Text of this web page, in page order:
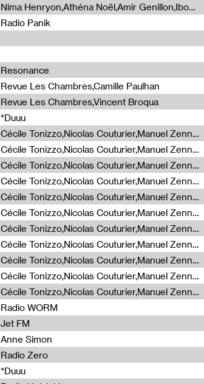
Nima Henryon,Athéna Noël,Amir Genillon,Ibourayane Ahmadi,Manelle Cherrih,Honorine Gibello,John Weeber,Manon Joseph
Radio Panik
Resonance
Revue Les Chambres,Camille Paulhan
Revue Les Chambres,Vincent Broqua
*Duuu
Cécile Tonizzo,Nicolas Couturier,Manuel Zenner,Aquila Lescene,Curtis Coco,Cyril Magnier
Cécile Tonizzo,Nicolas Couturier,Manuel Zenner,Aquila Lescene,Curtis Coco,Cyril Magnier
Cécile Tonizzo,Nicolas Couturier,Manuel Zenner,Aquila Lescene,Curtis Coco,Cyril Magnier
Cécile Tonizzo,Nicolas Couturier,Manuel Zenner,Aquila Lescene,Curtis Coco,Cyril Magnier
Cécile Tonizzo,Nicolas Couturier,Manuel Zenner,Aquila Lescene,Curtis Coco,Cyril Magnier
Cécile Tonizzo,Nicolas Couturier,Manuel Zenner,Aquila Lescene,Curtis Coco,Cyril Magnier
Cécile Tonizzo,Nicolas Couturier,Manuel Zenner,Aquila Lescene,Curtis Coco,Cyril Magnier
Cécile Tonizzo,Nicolas Couturier,Manuel Zenner,Aquila Lescene,Curtis Coco,Cyril Magnier
Cécile Tonizzo,Nicolas Couturier,Manuel Zenner,Aquila Lescene,Curtis Coco,Cyril Magnier
Cécile Tonizzo,Nicolas Couturier,Manuel Zenner,Aquila Lescene,Curtis Coco,Cyril Magnier
Cécile Tonizzo,Nicolas Couturier,Manuel Zenner,Aquila Lescene,Curtis Coco,Cyril Magnier
Radio WORM
Jet FM
Anne Simon
Radio Zero
*Duuu